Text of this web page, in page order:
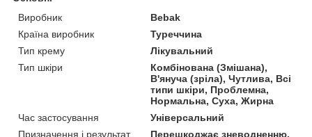
Виробник
Bebak
Країна виробник
Туреччина
Тип крему
Лікувальний
Тип шкіри
Комбінована (Змішана),
В'януча (зріла), Чутлива, Всі
типи шкіри, Проблемна,
Нормальна, Суха, Жирна
Час застосування
Універсальний
Призначення і результат
Перешкоджає зневодненню,